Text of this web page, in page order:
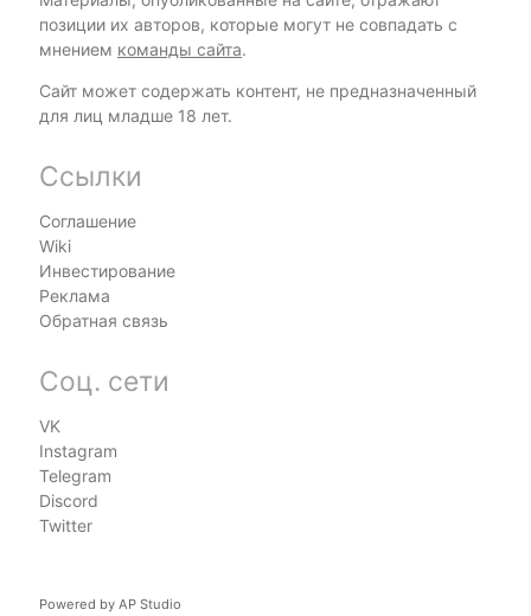
позиции их авторов, которые могут не совпадать с
мнением команды сайта.
Сайт может содержать контент, не предназначенный
для лиц младше 18 лет.
Ссылки
Соглашение
Wiki
Инвестирование
Реклама
Обратная связь
Соц. сети
VK
Instagram
Telegram
Discord
Twitter
Powered by AP Studio